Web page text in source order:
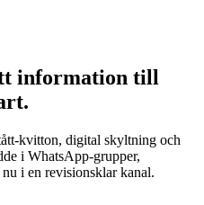
information till
kvitton, digital skyltning och
i WhatsApp-grupper,
i en revisionsklar kanal.